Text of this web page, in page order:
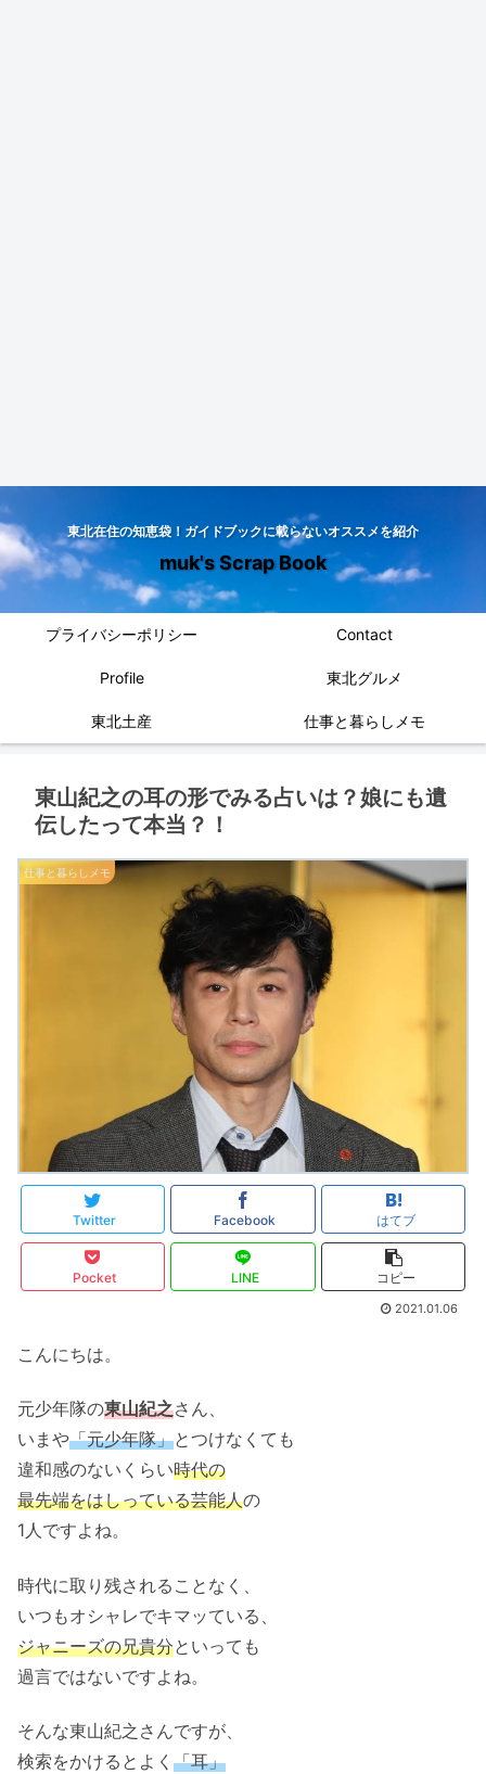
東北在住の知恵袋！ガイドブックに載らないオススメを紹介
muk's Scrap Book
プライバシーポリシー Contact
Profile 東北グルメ
東北土産 仕事と暮らしメモ
東山紀之の耳の形でみる占いは？娘にも遺
伝したって本当？！
仕事と暮らしメモ
Twitter Facebook はてブ
Pocket LINE コピー
2021.01.06
こんにちは。
元少年隊の東山紀之さん、
いまや「元少年隊」とつけなくても
違和感のないくらい時代の
最先端をはしっている芸能人の
1人ですよね。
時代に取り残されることなく、
いつもオシャレでキマッている、
ジャニーズの兄貴分といっても
過言ではないですよね。
そんな東山紀之さんですが、
検索をかけるとよく 「耳」